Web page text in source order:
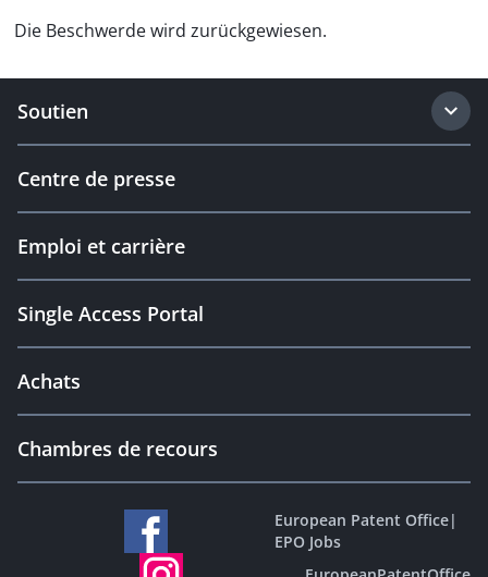
Die Beschwerde wird zurückgewiesen.
Soutien
Centre de presse
Emploi et carrière
Single Access Portal
Achats
Chambres de recours
European Patent Office|
EPO Jobs